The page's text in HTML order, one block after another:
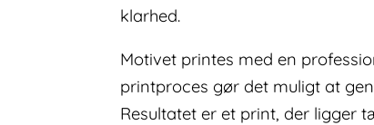
klarhed.
Motivet printes med en
printproces gør det muligt at
Resultatet er et print, der